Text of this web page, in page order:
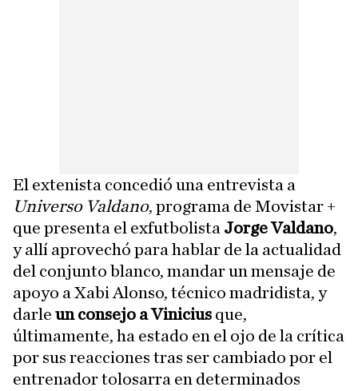
El extenista concedió una entrevista a
Universo Valdano, programa de Movistar +
que presenta el exfutbolista Jorge Valdano,
y allí aprovechó para hablar de la actualidad
del conjunto blanco, mandar un mensaje de
apoyo a Xabi Alonso, técnico madridista, y
darle un consejo a Vinicius que,
últimamente, ha estado en el ojo de la crítica
por sus reacciones tras ser cambiado por el
entrenador tolosarra en determinados